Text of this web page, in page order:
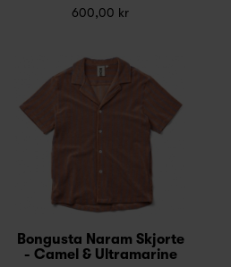
600,00 kr
Bongusta Naram Skjorte
- Camel & Ultramarine